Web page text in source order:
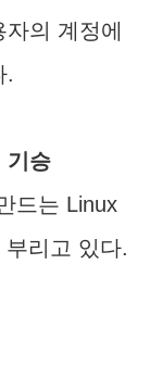
의 계정에
.
기승
드는 Linux
리고 있다.